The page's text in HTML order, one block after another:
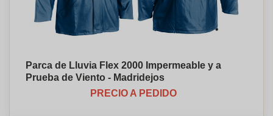
Parca de Lluvia Flex 2000 Impermeable y a
Prueba de Viento - Madridejos
PRECIO A PEDIDO